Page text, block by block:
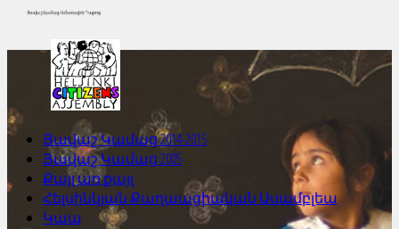
Յավաշ Կամաց 2014-2015
Յավաշ Կամաց 2005
Քայլ առ քայլ
Հելսինկյան Քաղաացիական Ասամբլեա
Կապ